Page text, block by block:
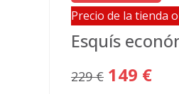
Precio de la tienda
Esquís
229 € 149 €